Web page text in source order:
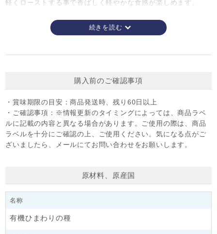
軽くローストする事で香ばしく軽やかな食感が楽しめます。
のアクセントにしたり、ナッツの代替素材としても使いやす
く、ヴィーガン対応のレシピやナチュラル志向のお菓子・パン
購入前のご確認事項
・賞味期限の目安：商品発送時、残り60日以上
・ご確認事項： ※情報更新のタイミングによっては、商品ラベ
ルに記載の内容と異なる場合があります。ご使用の際は、商品
ラベルを十分にご確認の上、ご使用ください。気になる点がご
ざいましたら、メールにてお問い合わせをお願いします。
原材料、原産国
名称
有機ひまわりの種